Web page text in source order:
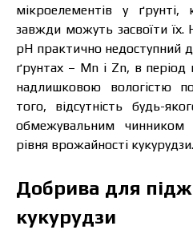
мікроелементів у ґрунті,
завжди можуть засвоїти їх.
рН практично недоступний
ґрунтах – Mn і Zn, в
надлишковою вологістю
того, відсутність будь-
обмежувальним чинником
рівня врожайності кукурудзи.
Добрива для
кукурудзи